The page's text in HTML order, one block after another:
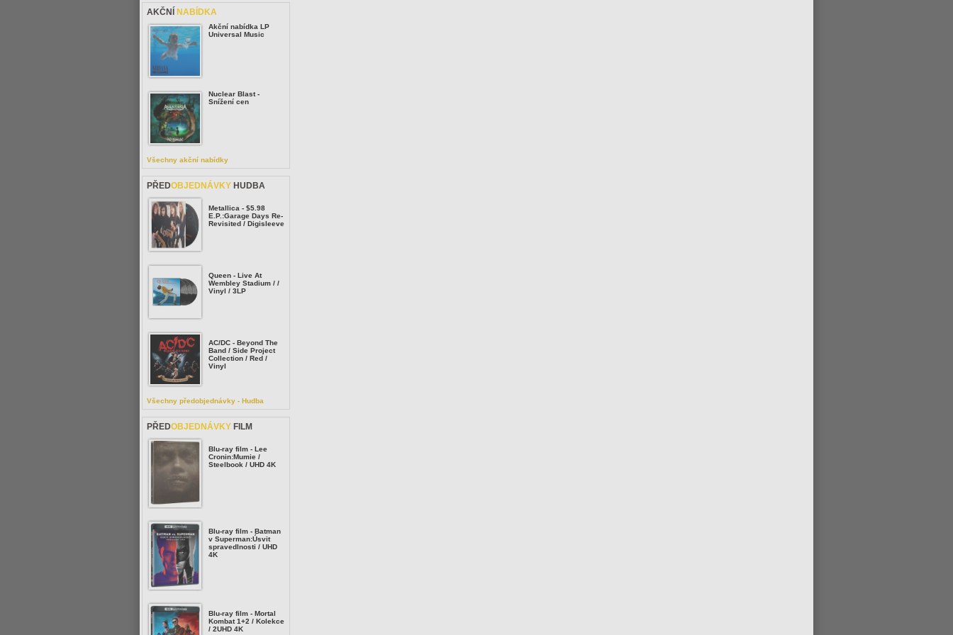
AKČNÍ NABÍDKA
Akční nabídka LP
Universal Music
Nuclear Blast -
Snížení cen
Všechny akční nabídky
PŘEDOBJEDNÁVKY HUDBA
Metallica - $5.98
E.P.:Garage Days Re-
Revisited / Digisleeve
Queen - Live At
Wembley Stadium / /
Vinyl / 3LP
AC/DC - Beyond The
Band / Side Project
Collection / Red /
Vinyl
Všechny předobjednávky - Hudba
PŘEDOBJEDNÁVKY FILM
Blu-ray film - Lee
Cronin:Mumie /
Steelbook / UHD 4K
Blu-ray film - Batman
v Superman:Úsvit
spravedlnosti / UHD
4K
Blu-ray film - Mortal
Kombat 1+2 / Kolekce
/ 2UHD 4K